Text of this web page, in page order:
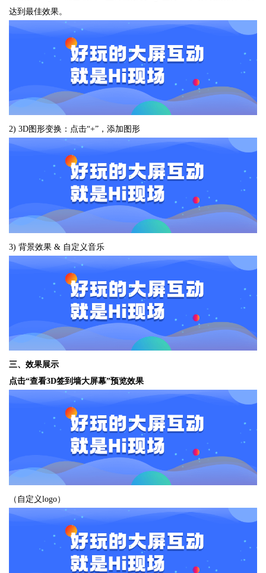
达到最佳效果。
2) 3D图形变换：点击“+”，添加图形
3) 背景效果 & 自定义音乐
三、效果展示
点击“查看3D签到墙大屏幕”预览效果
（自定义logo）